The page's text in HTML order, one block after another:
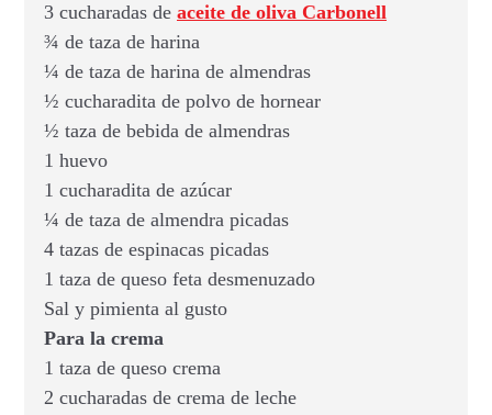
3 cucharadas de aceite de oliva Carbonell
¾ de taza de harina
¼ de taza de harina de almendras
½ cucharadita de polvo de hornear
½ taza de bebida de almendras
1 huevo
1 cucharadita de azúcar
¼ de taza de almendra picadas
4 tazas de espinacas picadas
1 taza de queso feta desmenuzado
Sal y pimienta al gusto
Para la crema
1 taza de queso crema
2 cucharadas de crema de leche